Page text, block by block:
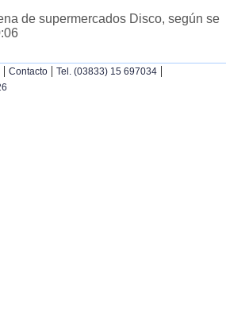
de supermercados Disco, según se
| Contacto | Tel. (03833) 15 697034 |